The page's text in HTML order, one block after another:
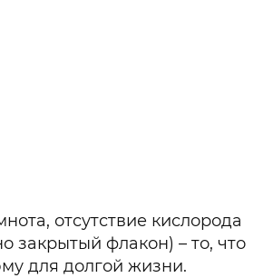
отсутствие кислорода
закрытый флакон) – то, что
для долгой жизни.